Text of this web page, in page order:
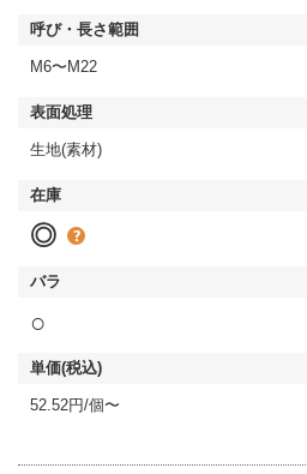
M6〜M22
生地(素材)
◎
○
52.52円/個〜